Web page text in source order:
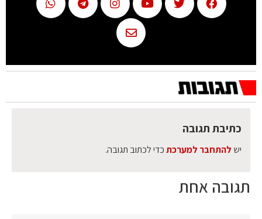
תגובה אחת
כתיבת תגובה
יש להתחבר למערכתכדי לכתוב תגובה.